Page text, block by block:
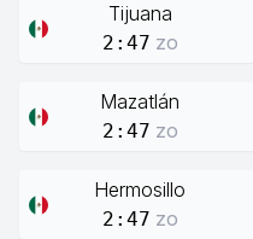
Tijuana
2:47 zo
Mazatlán
2:47 zo
Hermosillo
2:47 zo